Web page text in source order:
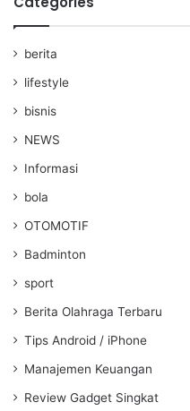
berita
lifestyle
bisnis
NEWS
Informasi
bola
OTOMOTIF
Badminton
sport
Berita Olahraga Terbaru
Tips Android / iPhone
Manajemen Keuangan
Review Gadget Singkat